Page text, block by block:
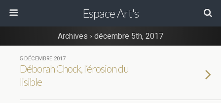
Espace Art's
Archives › décembre 5th, 2017
5 DÉCEMBRE 2017
Déborah Chock, l’érosion du
lisible